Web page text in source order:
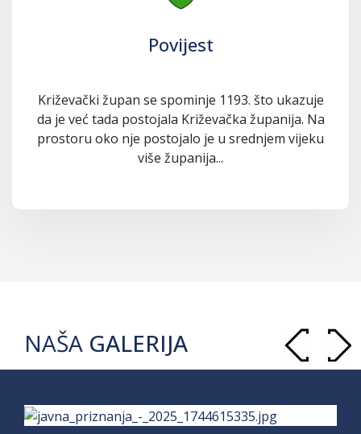
Povijest
Križevački župan se spominje 1193. što ukazuje
da je već tada postojala Križevačka županija. Na
prostoru oko nje postojalo je u srednjem vijeku
više županija...
NAŠA GALERIJA